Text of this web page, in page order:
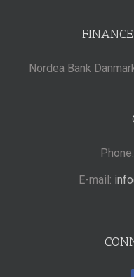
Nordea Bank
Phone:
E-mail: